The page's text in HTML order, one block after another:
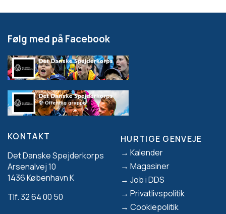
Planlægge indkøb
- Leg: Derdianerleg
- Aktivitet: Derdianerleg fortsat
- Reflektion: Stilleevaluering
Tur
- Aktivitet: Bygge bivuakker af naturens materialer
- Leg: Lave mad hvor der indgår spiselige planter
Følg med på Facebook
KONTAKT
Det Danske Spejderkorps
Arsenalvej 10
1436 København K
Tlf. 32 64 00 50
Footer
HURTIGE GENVEJE
Kalender
Magasiner
Job i DDS
Privatlivspolitik
Cookiepolitik